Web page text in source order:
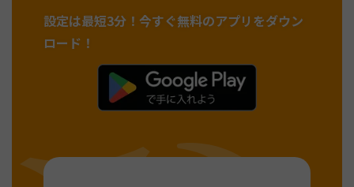
設定は最短3分！ 今すぐ無料のアプリをダウン
ロード！